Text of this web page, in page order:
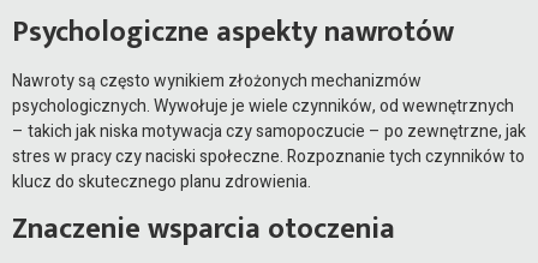
Psychologiczne aspekty nawrotów
Nawroty są często wynikiem złożonych mechanizmów
psychologicznych. Wywołuje je wiele czynników, od wewnętrznych
– takich jak niska motywacja czy samopoczucie – po zewnętrzne, jak
stres w pracy czy naciski społeczne. Rozpoznanie tych czynników to
klucz do skutecznego planu zdrowienia.
Znaczenie wsparcia otoczenia